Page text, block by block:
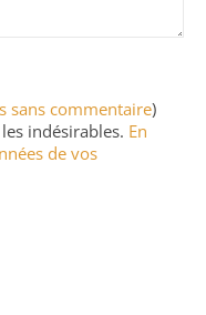
sans commentaire)
indésirables. En
de vos